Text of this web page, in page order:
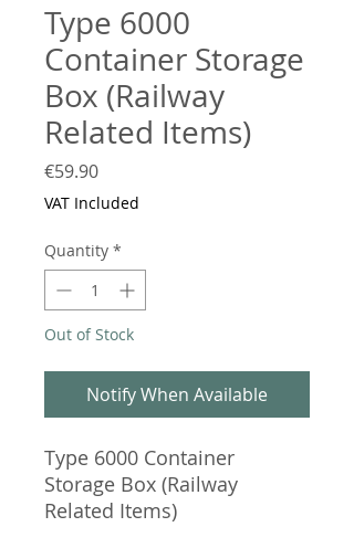
Type 6000
Container Storage
Box (Railway
Related Items)
€59.90Price
VAT Included
Quantity *
Out of Stock
Notify When Available
Type 6000 Container
Storage Box (Railway
Related Items)